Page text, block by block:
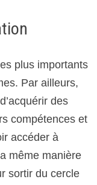
plus importants
Par ailleurs,
des
compétences et
accéder à
même manière
sortir du cercle